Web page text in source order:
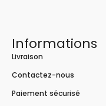
Informations
Livraison
Contactez-nous
Paiement sécurisé